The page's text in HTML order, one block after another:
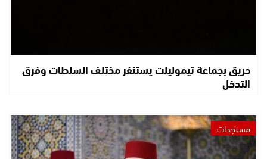
حريق بجماعة تيموليلت يستنفر مختلف السلطات وفرق
التدخل
مستجدات